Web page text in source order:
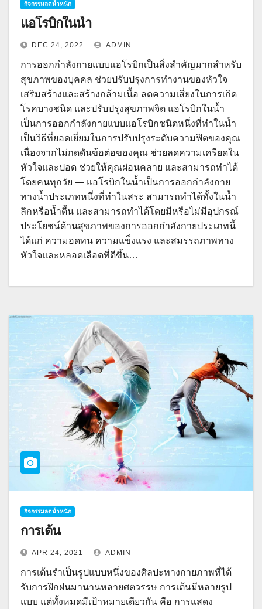
กิจกรรมลดน้ำหนัก
แอโรบิกในน้ำ
DEC 24, 2022 ADMIN
การออกกำลังกายแบบแอโรบิกเป็นสิ่งสำคัญมากสำหรับ
สุขภาพของบุคคล ช่วยปรับปรุงการทำงานของหัวใจ
เสริมสร้างและสร้างกล้ามเนื้อ ลดความเสี่ยงในการเกิด
โรคบางชนิด และปรับปรุงสุขภาพจิต แอโรบิกในน้ำ
เป็นการออกกำลังกายแบบแอโรบิกชนิดหนึ่งที่ทำในน้ำ
เป็นวิธีที่ยอดเยี่ยมในการปรับปรุงระดับความฟิตของคุณ
เนื่องจากไม่กดดันข้อต่อของคุณ ช่วยลดความเครียดใน
หัวใจและปอด ช่วยให้คุณผ่อนคลาย และสามารถทำได้
โดยคนทุกวัย — แอโรบิกในน้ำเป็นการออกกำลังกาย
ทางน้ำประเภทหนึ่งที่ทำในสระ สามารถทำได้ทั้งในน้ำ
ลึกหรือน้ำตื้น และสามารถทำได้โดยมีหรือไม่มีอุปกรณ์
ประโยชน์ด้านสุขภาพของการออกกำลังกายประเภทนี้
ได้แก่ ความอดทน ความแข็งแรง และสมรรถภาพทาง
หัวใจและหลอดเลือดที่ดีขึ้น…
กิจกรรมลดน้ำหนัก
การเต้น
APR 24, 2021 ADMIN
การเต้นรำเป็นรูปแบบหนึ่งของศิลปะทางกายภาพที่ได้
รับการฝึกฝนมานานหลายศตวรรษ การเต้นมีหลายรูป
แบบ แต่ทั้งหมดมีเป้าหมายเดียวกัน คือ การแสดง